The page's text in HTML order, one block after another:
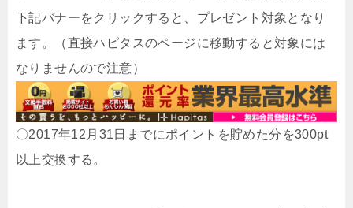
下記バナーをクリックすると、プレゼント対象となり
ます。（直接ハピタスのページに移動すると対象には
なりませんので注意）
〇2017年12月31日までにポイントを貯めた分を300pt
以上交換する。